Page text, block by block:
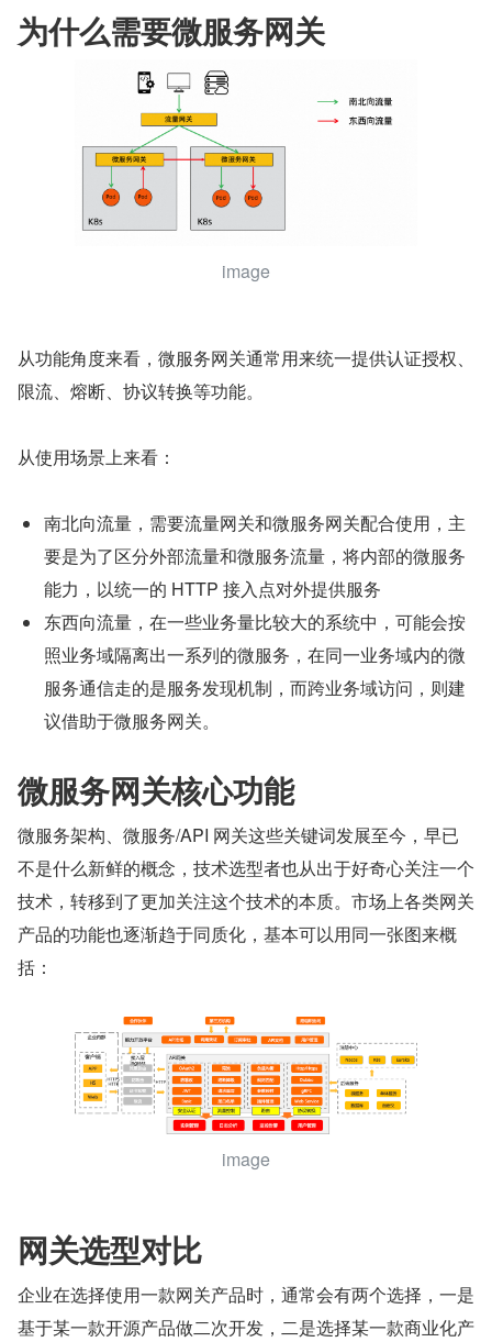
为什么需要微服务网关
image
从功能角度来看，微服务网关通常用来统一提供认证授权、
限流、熔断、协议转换等功能。
从使用场景上来看：
南北向流量，需要流量网关和微服务网关配合使用，主
要是为了区分外部流量和微服务流量，将内部的微服务
能力，以统一的 HTTP 接入点对外提供服务
东西向流量，在一些业务量比较大的系统中，可能会按
照业务域隔离出一系列的微服务，在同一业务域内的微
服务通信走的是服务发现机制，而跨业务域访问，则建
议借助于微服务网关。
微服务网关核心功能
微服务架构、微服务/API 网关这些关键词发展至今，早已
不是什么新鲜的概念，技术选型者也从出于好奇心关注一个
技术，转移到了更加关注这个技术的本质。市场上各类网关
产品的功能也逐渐趋于同质化，基本可以用同一张图来概
括：
image
网关选型对比
企业在选择使用一款网关产品时，通常会有两个选择，一是
基于某一款开源产品做二次开发，二是选择某一款商业化产